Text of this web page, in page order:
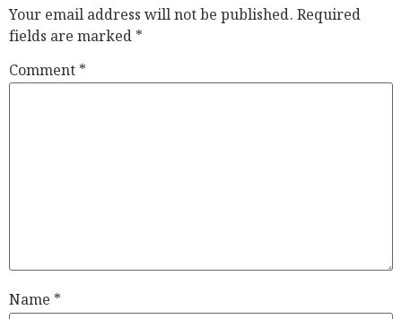
Your email address will not be published. Required
fields are marked *
Comment *
Name *